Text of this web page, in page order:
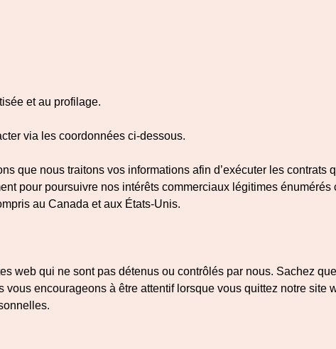
et au profilage.
via les coordonnées ci-dessous.
que nous traitons vos informations afin d’exécuter les
pour poursuivre nos intérêts commerciaux légitimes
au Canada et aux États-Unis.
web qui ne sont pas détenus ou contrôlés par nous. Sachez
encourageons à être attentif lorsque vous quittez notre